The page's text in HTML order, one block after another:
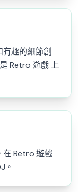
趣的細節創
Retro 遊戲 上
在 Retro 遊戲
。